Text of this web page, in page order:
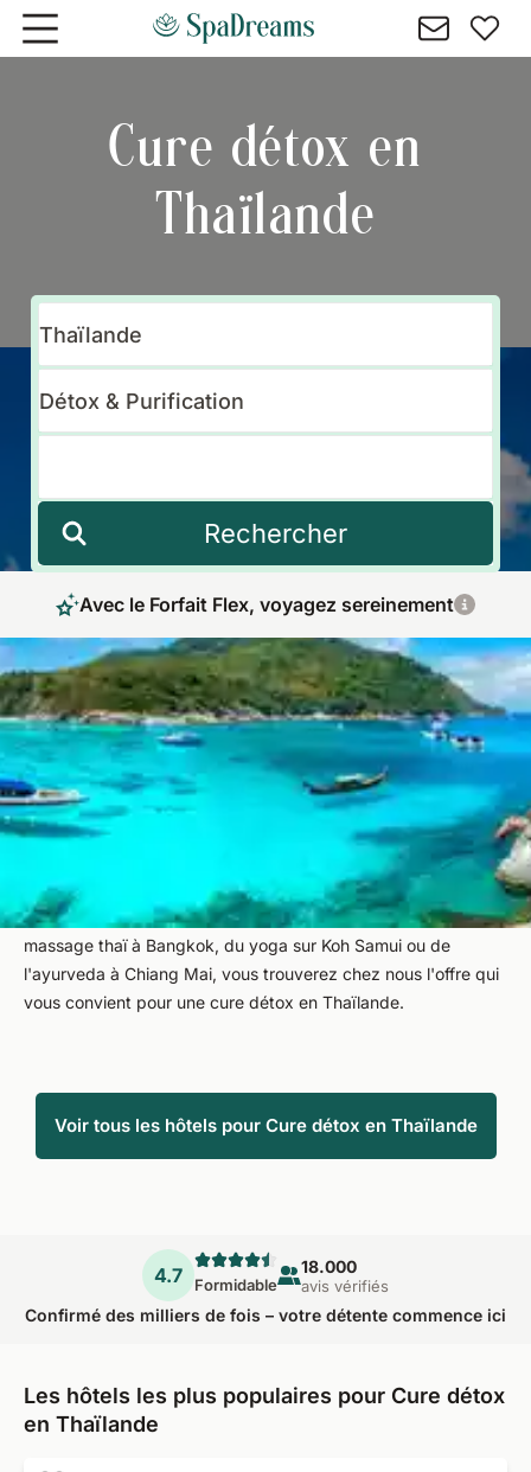
Aller au contenu principal
Cure détox en
Thaïlande
Rechercher
Avec le Forfait Flex, voyagez sereinement
Cure détox en Thaïlande sous les palmiers
tropiques
Les vacances de cure détox en Thaïlande réconcilient votre
corps et votre esprit dans un environnement paradisiaque. De
somptueux temples, des forêts de jungle intactes et des
plages pittoresques contribuent à votre bien-être, tout
comme la tradition millénaire du bien-être. Que ce soit un
massage thaï à Bangkok, du yoga sur Koh Samui ou de
l'ayurveda à Chiang Mai, vous trouverez chez nous l'offre qui
vous convient pour une cure détox en Thaïlande.
Voir tous les hôtels pour Cure détox en Thaïlande
4.7 Formidable
18.000
avis vérifiés
Confirmé des milliers de fois – votre détente commence ici
Les hôtels les plus populaires pour Cure détox
en Thaïlande